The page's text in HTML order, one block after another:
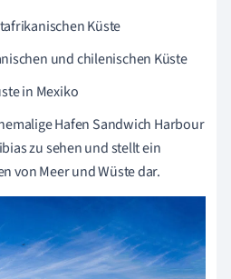
Küste
und chilenischen Küste
in Mexiko
Hafen Sandwich Harbour
zu sehen und stellt ein
von Meer und Wüste dar.